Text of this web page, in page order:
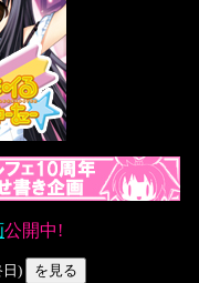
公開中!
日)